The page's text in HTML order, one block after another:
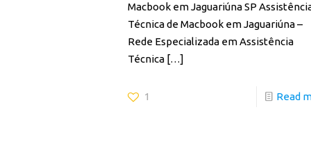
Macbook em Jaguariúna SP
Técnica de Macbook em Jaguariúna –
Rede Especializada em Assistência
Técnica […]
1 Read